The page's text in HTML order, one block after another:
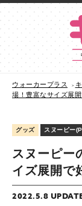
ウォーカープラス
場！豊富なサイズ展
グッズ スヌーピー
スヌーピー
イズ展開で
2022.5.8